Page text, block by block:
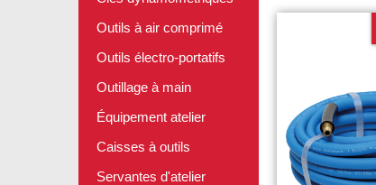
Outils à air comprimé
Outils électro-portatifs
Outillage à main
Équipement atelier
Caisses à outils
Servantes d'atelier